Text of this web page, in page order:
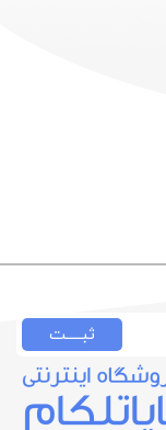
ثبـــــت